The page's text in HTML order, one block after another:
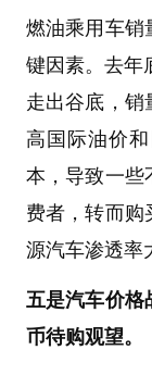
燃油乘用车销
键因素。去年
走出谷底，销
高国际油价
本，导致一些
费者，转而购
源汽车渗透率
五是汽车价格
币待购观望。